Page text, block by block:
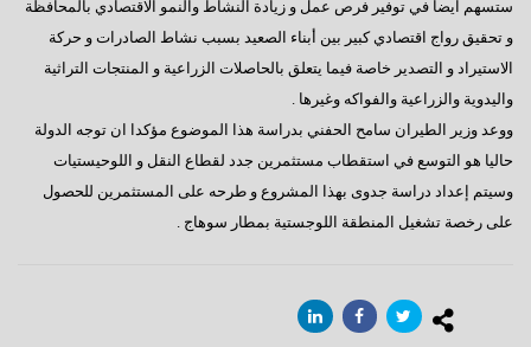
ستسهم ايضاً في توفير فرص عمل و زيادة النشاط والنمو الاقتصادي بالمحافظة
و تحقيق رواج اقتصادي كبير بين أبناء الصعيد بسبب نشاط الصادرات و حركة
الاستيراد و التصدير خاصة فيما يتعلق بالحاصلات الزراعية و المنتجات التراثية
واليدوية والزراعية والفواكه وغيرها .
‎ووعد وزير الطيران سامح الحفني بدراسة هذا الموضوع مؤكدا ان توجه الدولة
حاليا هو التوسع في استقطاب مستثمرين جدد لقطاع النقل و اللوحيستيات
وسيتم إعداد دراسة جدوى بهذا المشروع و طرحه على المستثمرين للحصول
على رخصة تشغيل المنطقة اللوجستية بمطار سوهاج .